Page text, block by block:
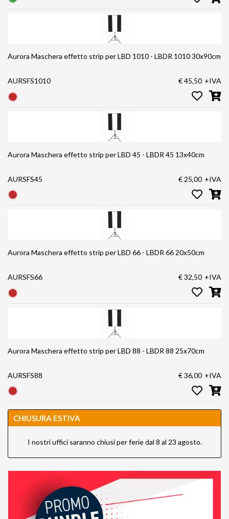
Aurora Maschera effetto strip per LBD 1010 - LBDR 1010 30x90cm
AURSFS1010 € 45,50 +IVA
Aurora Maschera effetto strip per LBD 45 - LBDR 45 13x40cm
AURSFS45 € 25,00 +IVA
Aurora Maschera effetto strip per LBD 66 - LBDR 66 20x50cm
AURSFS66 € 32,50 +IVA
Aurora Maschera effetto strip per LBD 88 - LBDR 88 25x70cm
AURSFS88 € 36,00 +IVA
CHIUSURA ESTIVA
I nostri uffici saranno chiusi per ferie dal 8 al 23 agosto.